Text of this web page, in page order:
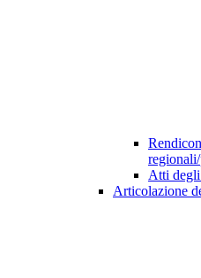
Atti
Articolazione